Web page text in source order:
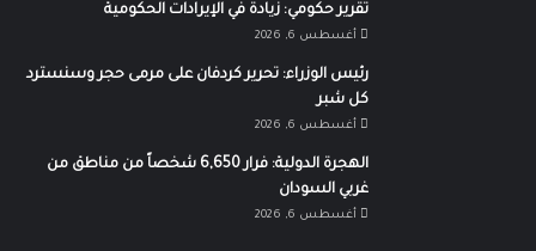
تقرير حكومي: زيادة في الإيرادات الحكومية
أغسطس 6, 2026
رئيس الوزراء: تحرير كردفان على مرمى حجر وسنسترد
كل شبر
أغسطس 6, 2026
الهجرة الدولية: فرار 6,650 شخصاً من مناطق من
غربي السودان
أغسطس 6, 2026